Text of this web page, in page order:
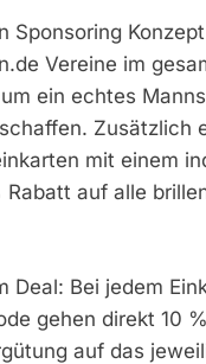
Sponsoring
Vereine im
ein echtes
Zusätzlich
mit einem
auf alle
Deal: Bei jedem
gehen direkt 10
auf das